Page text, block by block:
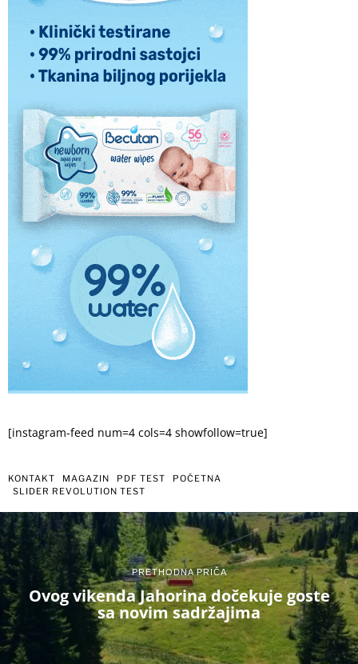
[instagram-feed num=4 cols=4 showfollow=true]
KONTAKT MAGAZIN PDF TEST
POČETNA
SLIDER REVOLUTION TEST
PRETHODNA PRIČA
Ovog vikenda Jahorina dočekuje goste
sa novim sadržajima